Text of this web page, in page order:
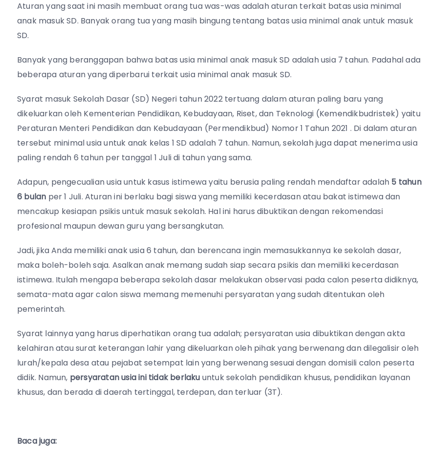
Aturan yang saat ini masih membuat orang tua was-was adalah aturan terkait batas usia minimal
anak masuk SD. Banyak orang tua yang masih bingung tentang batas usia minimal anak untuk masuk
SD.
Banyak yang beranggapan bahwa batas usia minimal anak masuk SD adalah usia 7 tahun. Padahal ada
beberapa aturan yang diperbarui terkait usia minimal anak masuk SD.
Syarat masuk Sekolah Dasar (SD) Negeri tahun 2022 tertuang dalam aturan paling baru yang
dikeluarkan oleh Kementerian Pendidikan, Kebudayaan, Riset, dan Teknologi (Kemendikbudristek) yaitu
Peraturan Menteri Pendidikan dan Kebudayaan (Permendikbud) Nomor 1 Tahun 2021 . Di dalam aturan
tersebut minimal usia untuk anak kelas 1 SD adalah 7 tahun. Namun, sekolah juga dapat menerima usia
paling rendah 6 tahun per tanggal 1 Juli di tahun yang sama.
Adapun, pengecualian usia untuk kasus istimewa yaitu berusia paling rendah mendaftar adalah 5 tahun
6 bulan per 1 Juli. Aturan ini berlaku bagi siswa yang memiliki kecerdasan atau bakat istimewa dan
mencakup kesiapan psikis untuk masuk sekolah. Hal ini harus dibuktikan dengan rekomendasi
profesional maupun dewan guru yang bersangkutan.
Jadi, jika Anda memiliki anak usia 6 tahun, dan berencana ingin memasukkannya ke sekolah dasar,
maka boleh-boleh saja. Asalkan anak memang sudah siap secara psikis dan memiliki kecerdasan
istimewa. Itulah mengapa beberapa sekolah dasar melakukan observasi pada calon peserta didiknya,
semata-mata agar calon siswa memang memenuhi persyaratan yang sudah ditentukan oleh
pemerintah.
Syarat lainnya yang harus diperhatikan orang tua adalah; persyaratan usia dibuktikan dengan akta
kelahiran atau surat keterangan lahir yang dikeluarkan oleh pihak yang berwenang dan dilegalisir oleh
lurah/kepala desa atau pejabat setempat lain yang berwenang sesuai dengan domisili calon peserta
didik. Namun, persyaratan usia ini tidak berlaku untuk sekolah pendidikan khusus, pendidikan layanan
khusus, dan berada di daerah tertinggal, terdepan, dan terluar (3T).
Baca juga: